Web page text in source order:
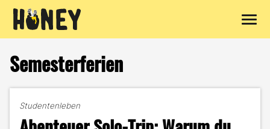
Inhalt
springen
Semesterferien
Studentenleben